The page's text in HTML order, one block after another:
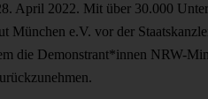
April 2022. Mit über 30.000
München e.V. vor der
die Demonstrant*innen NRW-